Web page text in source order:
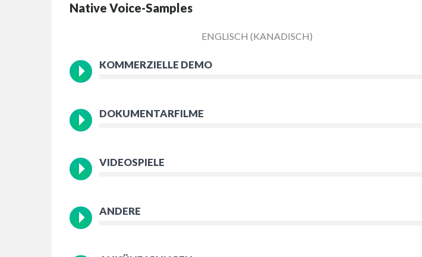
Native Voice-Samples
ENGLISCH (KANADISCH)
KOMMERZIELLE DEMO
DOKUMENTARFILME
VIDEOSPIELE
ANDERE